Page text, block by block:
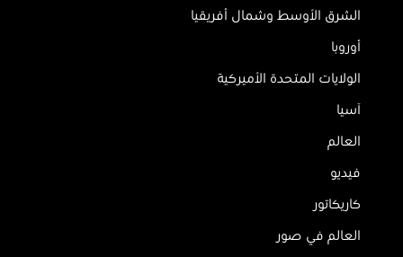
الشرق الأوسط وشمال أفريقيا
أوروبا
الولايات المتحدة الأميركية
آسيا
العالم
فيديو
كاريكاتور
العالم في صور